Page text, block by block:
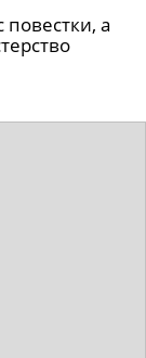
повестки, а